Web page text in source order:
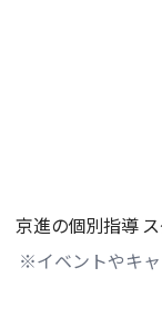
京進の個別指導 ス
※イベントやキ